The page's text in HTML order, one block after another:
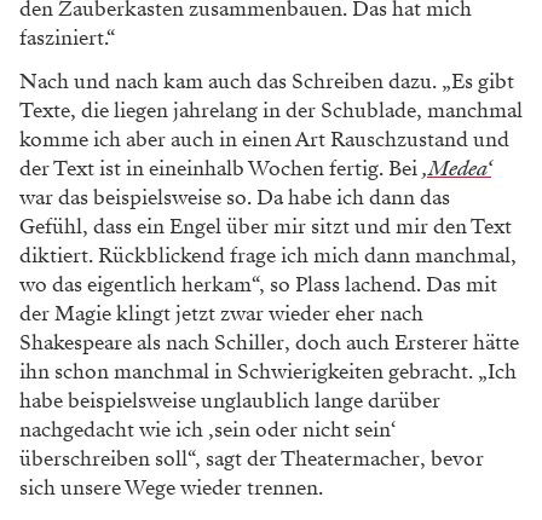
den Zauberkasten zusammenbauen. Das hat mich
fasziniert.“
Nach und nach kam auch das Schreiben dazu. „Es gibt
Texte, die liegen jahrelang in der Schublade, manchmal
komme ich aber auch in einen Art Rauschzustand und
der Text ist in eineinhalb Wochen fertig. Bei‚Medea‘
war das beispielsweise so. Da habe ich dann das
Gefühl, dass ein Engel über mir sitzt und mir den Text
diktiert. Rückblickend frage ich mich dann manchmal,
wo das eigentlich herkam“, so Plass lachend. Das mit
der Magie klingt jetzt zwar wieder eher nach
Shakespeare als nach Schiller, doch auch Ersterer hätte
ihn schon manchmal in Schwierigkeiten gebracht. „Ich
habe beispielsweise unglaublich lange darüber
nachgedacht wie ich ‚sein oder nicht sein‘
überschreiben soll“, sagt der Theatermacher, bevor
sich unsere Wege wieder trennen.